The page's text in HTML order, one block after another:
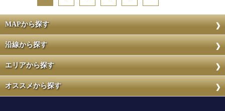
MAPから探す
沿線から探す
エリアから探す
オススメから探す